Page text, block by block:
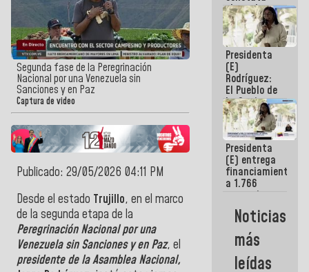
Segunda fase de la Peregrinación
Nacional por una Venezuela sin
Sanciones y en Paz
Captura de video
Publicado: 29/05/2026 04:11 PM
Desde el estado Trujillo, en el marco
de la segunda etapa de la
Peregrinación Nacional por una
Venezuela sin Sanciones y en Paz, el
presidente de la Asamblea Nacional,
obras de
rehabilitación
de Escuela
Militar de
Mamo en La
Guaira
Presidenta
(E)
Rodríguez:
El Pueblo de
La Guaira
siempre
estará
acompañada
por el
Gobierno
Nacional
Presidenta
(E) entrega
financiamientos
a 1.766
comerciantes
emprendedores
afectados
por
terremotos
Noticias
más
leídas